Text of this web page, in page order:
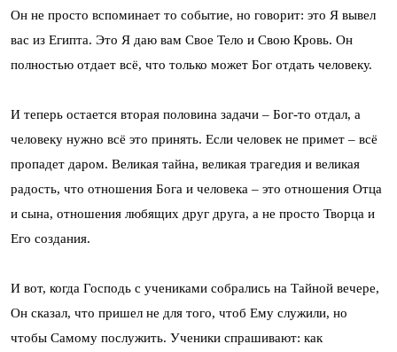
Он не просто вспоминает то событие, но говорит: это Я вывел
вас из Египта. Это Я даю вам Свое Тело и Свою Кровь. Он
полностью отдает всё, что только может Бог отдать человеку.
И теперь остается вторая половина задачи – Бог-то отдал, а
человеку нужно всё это принять. Если человек не примет – всё
пропадет даром. Великая тайна, великая трагедия и великая
радость, что отношения Бога и человека – это отношения Отца
и сына, отношения любящих друг друга, а не просто Творца и
Его создания.
И вот, когда Господь с учениками собрались на Тайной вечере,
Он сказал, что пришел не для того, чтоб Ему служили, но
чтобы Самому послужить. Ученики спрашивают: как